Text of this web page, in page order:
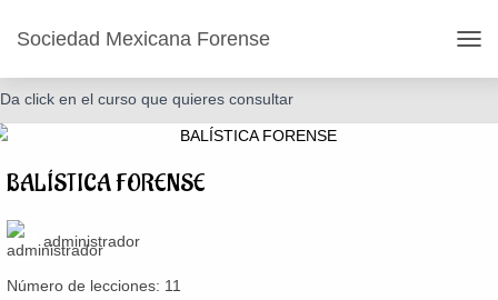
Sociedad Mexicana Forense
Catálogo de cursos
Da click en el curso que quieres consultar
BALÍSTICA FORENSE
administrador
Número de lecciones: 11